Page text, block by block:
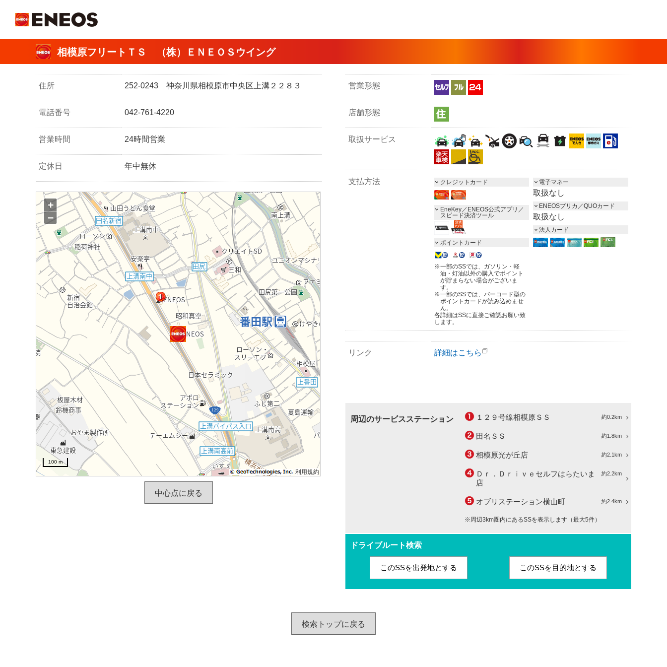
相模原フリートＴＳ （株）ＥＮＥＯＳウイング
住所 252-0243 神奈川県相模原市中央区上溝２２８３
電話番号 042-761-4220
営業時間 24時間営業
定休日 年中無休
利用規約
+
−
100 m
中心点に戻る
営業形態
店舗形態
取扱サービス
支払方法 クレジットカード
EneKey／ENEOS公式アプリ／
スピード決済ツール
ポイントカード
※一部のSSでは、ガソリン・軽
油・灯油以外の購入でポイント
が貯まらない場合がございま
す。
※一部のSSでは、バーコード型の
ポイントカードが読み込めませ
ん。
各詳細はSSに直接ご確認お願い致
します。
電子マネー
取扱なし
ENEOSプリカ／QUOカード
取扱なし
法人カード
リンク 詳細はこちら
周辺のサービスステーション 約0.2km
１２９号線相模原ＳＳ
約1.8km
田名ＳＳ
約2.1km
相模原光が丘店
約2.2km
Ｄｒ．Ｄｒｉｖｅセルフはらたいま
店
約2.4km
オブリステーション横山町
※周辺3km圏内にあるSSを表示します（最大5件）
ドライブルート検索
このSSを出発地とする このSSを目的地とする
検索トップに戻る